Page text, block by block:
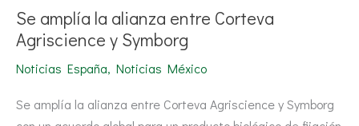
Se amplía la alianza entre Corteva
Agriscience y Symborg
Noticias España, Noticias México
Se amplía la alianza entre Corteva Agriscience y Symborg